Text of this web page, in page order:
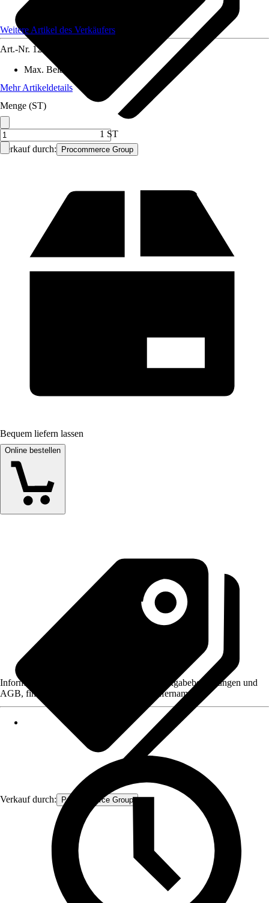
Verkauf durch: Procommerce Group
Weitere Artikel des Verkäufers
Art.-Nr. 12375984
Max. Belastbarkeit
Mehr Artikeldetails
Menge (ST)
1 ST
Bequem liefern lassen
Online bestellen
Verkauf durch: Procommerce Group
Informationen des Verkäufers, wie z. B. Rückgabebedingungen und
AGB, finden Sie bei Klick auf den Verkäufernamen.